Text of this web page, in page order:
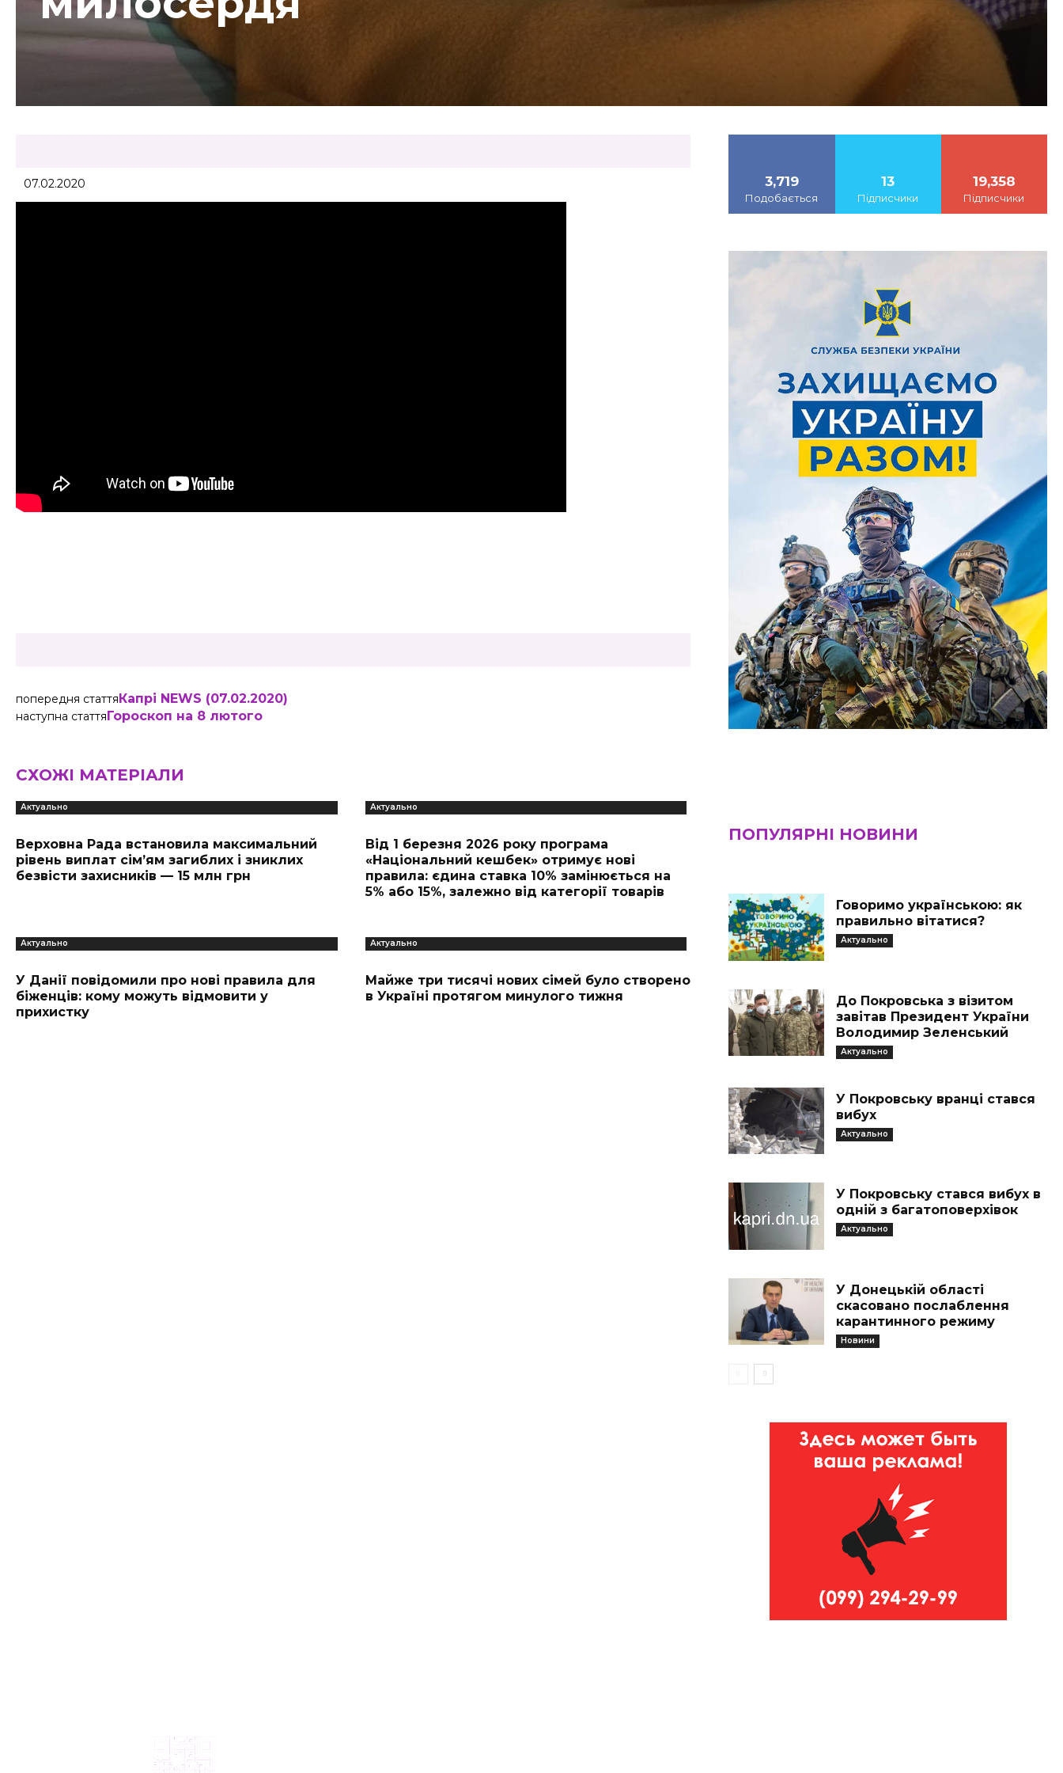
07.02.2020
попередня статтяКапрі NEWS (07.02.2020)
наступна статтяГороскоп на 8 лютого
СХОЖІ МАТЕРІАЛИ
Актуально
Верховна Рада встановила максимальний
рівень виплат сім’ям загиблих і зниклих
безвісти захисників — 15 млн грн
Актуально
Від 1 березня 2026 року програма
«Національний кешбек» отримує нові
правила: єдина ставка 10% замінюється на
5% або 15%, залежно від категорії товарів
Актуально
У Данії повідомили про нові правила для
біженців: кому можуть відмовити у
прихистку
Актуально
Майже три тисячі нових сімей було створено
в Україні протягом минулого тижня
3,719
Подобається
13
Підписчики
19,358
Підписчики
ПОПУЛЯРНІ НОВИНИ
Говоримо українською: як
правильно вітатися?
Актуально
До Покровська з візитом
завітав Президент України
Володимир Зеленський
Актуально
У Покровську вранці стався
вибух
Актуально
У Покровську стався вибух в
одній з багатоповерхівок
Актуально
У Донецькій області
скасовано послаблення
карантинного режиму
Новини